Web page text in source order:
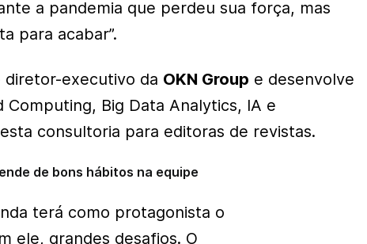
a pandemia que perdeu sua força, mas
para acabar”.
diretor-executivo da OKN Group e desenvolve
Computing, Big Data Analytics, IA e
consultoria para editoras de revistas.
de bons hábitos na equipe
terá como protagonista o
ele, grandes desafios. O